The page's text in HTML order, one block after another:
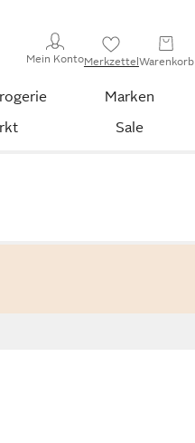
Mein KontoMerkzettelWarenkorb
Marken
Sale